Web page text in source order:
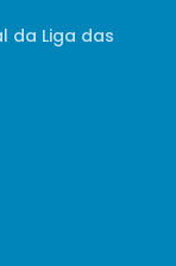
da Liga das